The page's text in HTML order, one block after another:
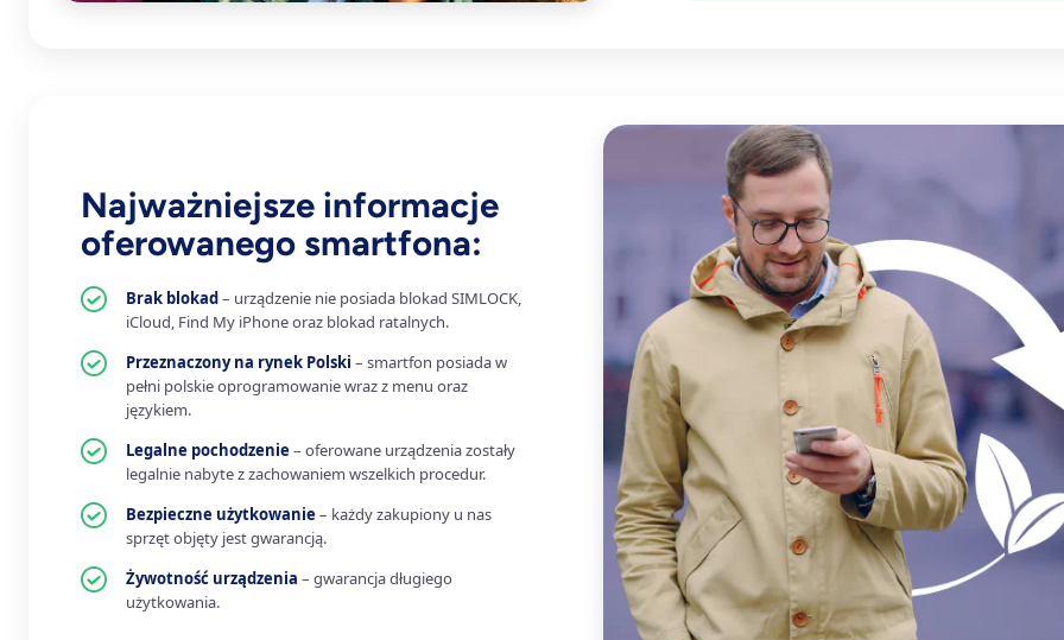
Najważniejsze informacje
oferowanego smartfona:
Brak blokad– urządzenie nie posiada blokad SIMLOCK,
iCloud, Find My iPhone oraz blokad ratalnych.
Przeznaczony na rynek Polski – smartfon posiada w
pełni polskie oprogramowanie wraz z menu oraz
językiem.
Legalne pochodzenie– oferowane urządzenia zostały
legalnie nabyte z zachowaniem wszelkich procedur.
Bezpieczne użytkowanie– każdy zakupiony u nas
sprzęt objęty jest gwarancją.
Żywotność urządzenia – gwarancja długiego
użytkowania.